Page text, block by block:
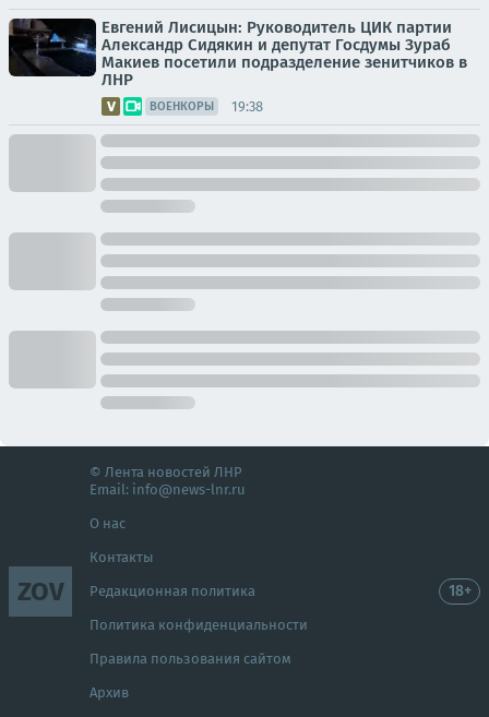
Евгений Лисицын: Руководитель ЦИК партии
Александр Сидякин и депутат Госдумы Зураб
Макиев посетили подразделение зенитчиков в
ЛНР
ВОЕНКОРЫ 19:38
ZOV
© Лента новостей ЛНР
Email: info@news-lnr.ru
О нас
Контакты
Редакционная политика
Политика конфиденциальности
Правила пользования сайтом
Архив
18+